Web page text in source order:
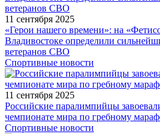
11 сентября 2025
«Герои нашего времени»: на
Владивостоке определили
ветеранов СВО
Спортивные новости
11 сентября 2025
Российские паралимпийцы
чемпионате мира по гребному
Спортивные новости